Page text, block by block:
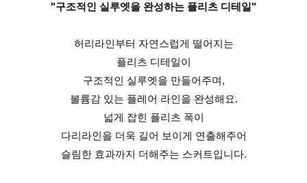
"구조적인 실루엣을 완성하는 플리츠 디테일"
허리라인부터 자연스럽게 떨어지는
플리츠 디테일이
구조적인 실루엣을 만들어주며,
볼륨감 있는 플레어 라인을 완성해요.
넓게 잡힌 플리츠 폭이
다리라인을 더욱 길어 보이게 연출해주어
슬림한 효과까지 더해주는 스커트입니다.